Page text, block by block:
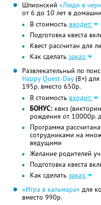
Шпионский «Люди в
от 6 до 10 лет в
В стоимость входит:
Подготовка квеста
Квест рассчитан для
Как сделать заказ:
Развлекательный по
Happy Quest-Day(8+) для
195р. вместо 650р.
В стоимость входит:
БОНУС:квиз
рождения от 10000р.
Программа
сотрудниками на
ведущими
Желание родителей
Подготовка квеста
Как сделать заказ:
«Игра в кальмара» для
вместо 990р.